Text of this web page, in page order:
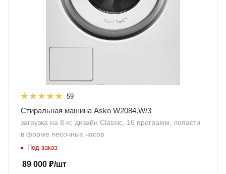
59
Стиральная машина Asko W2084.W/3
загрузка на 8 кг, дизайн Classic, 16 программ, лопасти
в форме песочных часов
Под заказ
89 000 ₽/шт